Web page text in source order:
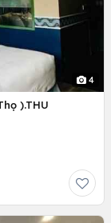
4
).THU